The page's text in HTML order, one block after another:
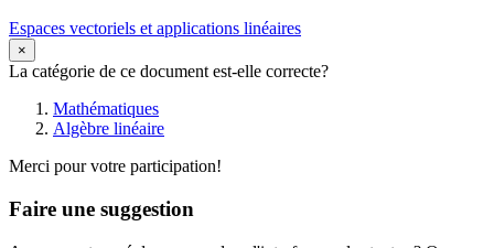
Espaces vectoriels et applications linéaires
×
La catégorie de ce document est-elle correcte?
Mathématiques
Algèbre linéaire
Merci pour votre participation!
Faire une suggestion